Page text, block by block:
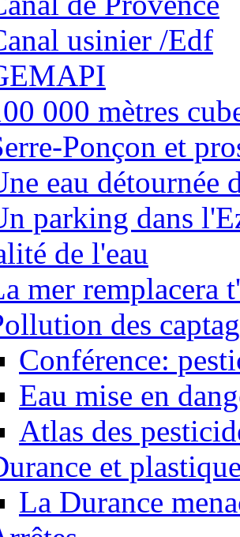
usinier /Edf
000 mètres
Ponçon et
eau détournée
parking dans
de l'eau
mer remplacera
des
Conférence:
Eau mise en
Atlas des
et
La Durance